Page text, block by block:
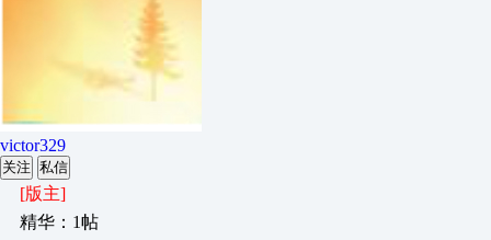
victor329
关注 私信
[版主]
精华：1帖